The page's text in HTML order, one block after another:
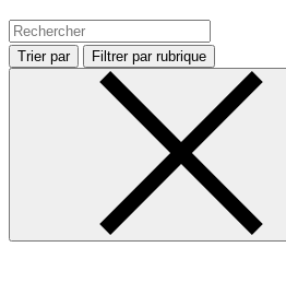
Trier par Filtrer par rubrique